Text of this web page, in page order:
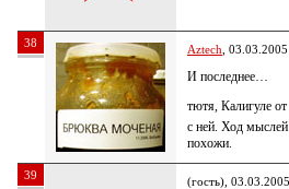
38 Aztech ,
И последнее…
тютя, Калигуле
с ней. Ход
похожи.
39 (гость),